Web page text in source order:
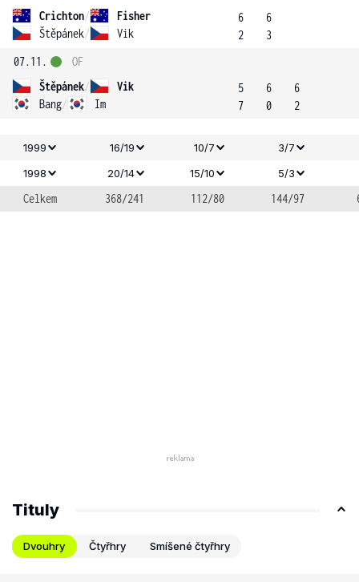
Crichton/
Fisher
Štěpánek/ Vik
6
2
6
3
07.11.
Štěpánek/
Vik
Bang/ Im
OF
5
7
6
0
6
2
1999 16/19 10/7 3/7
1998
20/14 15/10 5/3
Celkem 368/241 112/80 144/97
Tituly
Dvouhry Čtyřhry Smíšené čtyřhry